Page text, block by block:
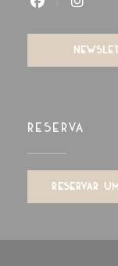
RESERVA
RESERVAR